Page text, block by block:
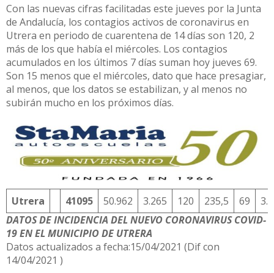
Con las nuevas cifras facilitadas este jueves por la Junta
de Andalucía, los contagios activos de coronavirus en
Utrera en periodo de cuarentena de 14 días son 120, 2
más de los que había el miércoles. Los contagios
acumulados en los últimos 7 días suman hoy jueves 69.
Son 15 menos que el miércoles, dato que hace presagiar,
al menos, que los datos se estabilizan, y al menos no
subirán mucho en los próximos días.
Utrera 41095 50.962 3.265 120 235,5 69
DATOS DE INCIDENCIA DEL NUEVO CORONAVIRUS COVID-
19 EN EL MUNICIPIO DE UTRERA
Datos actualizados a fecha:15/04/2021 (Dif con
14/04/2021 )